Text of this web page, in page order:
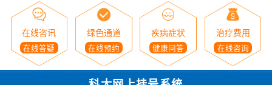
在线咨讯
在线答疑
绿色通道
在线预约
疾病症状
健康问答
治疗费用
在线咨询